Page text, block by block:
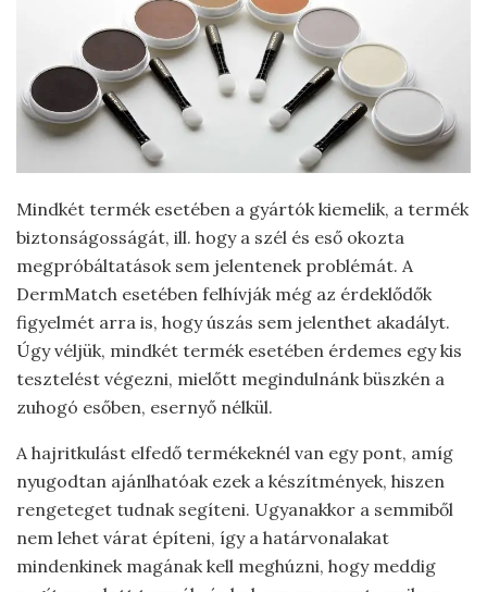
Mindkét termék esetében a gyártók kiemelik, a termék
biztonságosságát, ill. hogy a szél és eső okozta
megpróbáltatások sem jelentenek problémát. A
DermMatch esetében felhívják még az érdeklődők
figyelmét arra is, hogy úszás sem jelenthet akadályt.
Úgy véljük, mindkét termék esetében érdemes egy kis
tesztelést végezni, mielőtt megindulnánk büszkén a
zuhogó esőben, esernyő nélkül.
A hajritkulást elfedő termékeknél van egy pont, amíg
nyugodtan ajánlhatóak ezek a készítmények, hiszen
rengeteget tudnak segíteni. Ugyanakkor a semmiből
nem lehet várat építeni, így a határvonalakat
mindenkinek magának kell meghúzni, hogy meddig